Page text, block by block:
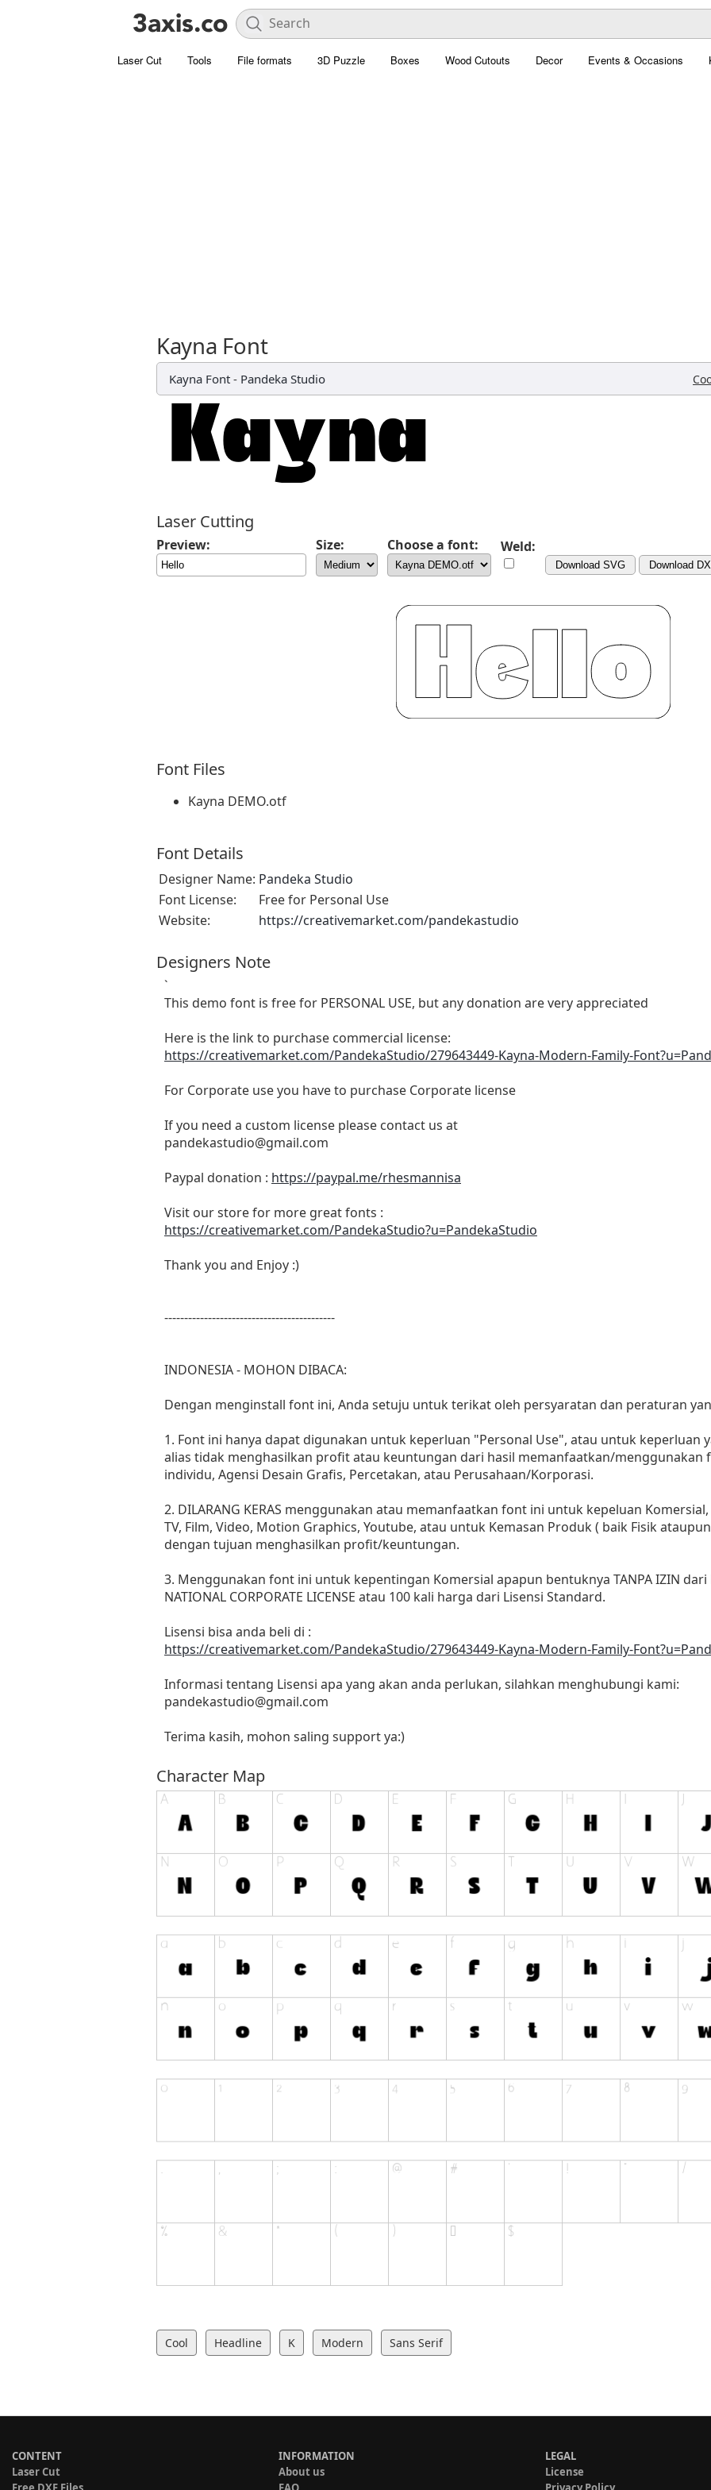
Laser Cut Tools File formats 3D Puzzle Boxes Wood Cutouts Decor Events & Occasions
Kayna Font
Kayna Font - Pandeka Studio
Laser Cutting
Preview: Size: Choose a font: Weld:
Download SVG Download
Font Files
Kayna DEMO.otf
Font Details
Designer Name: Pandeka Studio
Font License:
Free for Personal Use
Website:
https://creativemarket.com/pandekastudio
Designers Note
`
This demo font is free for PERSONAL USE, but any donation are very appreciated
Here is the link to purchase commercial license:
https://creativemarket.com/PandekaStudio/279643449-Kayna-Modern-Family-
For Corporate use you have to purchase Corporate license
If you need a custom license please contact us at
pandekastudio@gmail.com
Paypal donation : https://paypal.me/rhesmannisa
Visit our store for more great fonts :
https://creativemarket.com/PandekaStudio?u=PandekaStudio
Thank you and Enjoy :)
-------------------------------------------
INDONESIA - MOHON DIBACA:
Dengan menginstall font ini, Anda setuju untuk terikat oleh persyaratan dan peraturan
1. Font ini hanya dapat digunakan untuk keperluan "Personal Use", atau untuk keperluan
alias tidak menghasilkan profit atau keuntungan dari hasil memanfaatkan/menggunakan
individu, Agensi Desain Grafis, Percetakan, atau Perusahaan/Korporasi.
2. DILARANG KERAS menggunakan atau memanfaatkan font ini untuk kepeluan
TV, Film, Video, Motion Graphics, Youtube, atau untuk Kemasan Produk ( baik Fisik
dengan tujuan menghasilkan profit/keuntungan.
3. Menggunakan font ini untuk kepentingan Komersial apapun bentuknya TANPA IZIN
NATIONAL CORPORATE LICENSE atau 100 kali harga dari Lisensi Standard.
Lisensi bisa anda beli di :
https://creativemarket.com/PandekaStudio/279643449-Kayna-Modern-Family-
Informasi tentang Lisensi apa yang akan anda perlukan, silahkan menghubungi kami:
pandekastudio@gmail.com
Terima kasih, mohon saling support ya:)
Character Map
Cool Headline K Modern Sans Serif
CONTENT
Laser Cut
INFORMATION
About us
LEGAL
License